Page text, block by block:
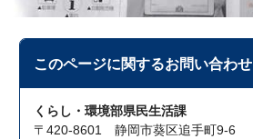
このページに関するお問い合わせ
くらし・環境部県民生活課
〒420-8601 静岡市葵区追手町9-6